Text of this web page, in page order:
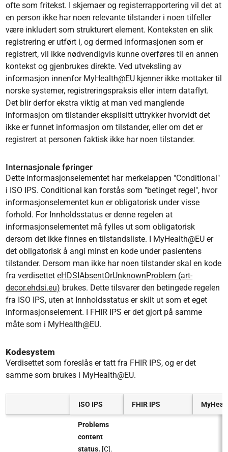
ofte som fritekst. I skjemaer og registerrapportering vil det at
en person ikke har noen relevante tilstander i noen tilfeller
være inkludert som strukturert element. Konteksten en slik
registrering er utført i, og dermed informasjonen som er
registrert, vil ikke nødvendigvis kunne overføres til en annen
kontekst og gjenbrukes direkte. Ved utveksling av
informasjon innenfor MyHealth@EU kjenner ikke mottaker til
norske systemer, registreringspraksis eller intern dataflyt.
Det blir derfor ekstra viktig at man ved manglende
informasjon om tilstander eksplisitt uttrykker hvorvidt det
ikke er funnet informasjon om tilstander, eller om det er
registrert at personen faktisk ikke har noen tilstander.
Internasjonale føringer
Dette informasjonselementet har merkelappen "Conditional"
i ISO IPS. Conditional kan forstås som "betinget regel", hvor
informasjonselementet kun er obligatorisk under visse
forhold. For Innholdsstatus er denne regelen at
informasjonselementet må fylles ut som obligatorisk
dersom det ikke finnes en tilstandsliste. I MyHealth@EU er
det obligatorisk å angi minst en kode under pasientens
tilstander. Dersom man ikke har noen tilstander skal en kode
fra verdisetteteHDSIAbsentOrUnknownProblem (art-
decor.ehdsi.eu) brukes. Dette tilsvarer den betingede regelen
fra ISO IPS, uten at Innholdsstatus er skilt ut som et eget
informasjonselement. I FHIR IPS er det gjort på samme
måte som i MyHealth@EU.
Kodesystem
Verdisettet som foreslås er tatt fra FHIR IPS, og er det
samme som brukes i MyHealth@EU.
ISO IPS FHIR IPS
Problems
content
status. [C].